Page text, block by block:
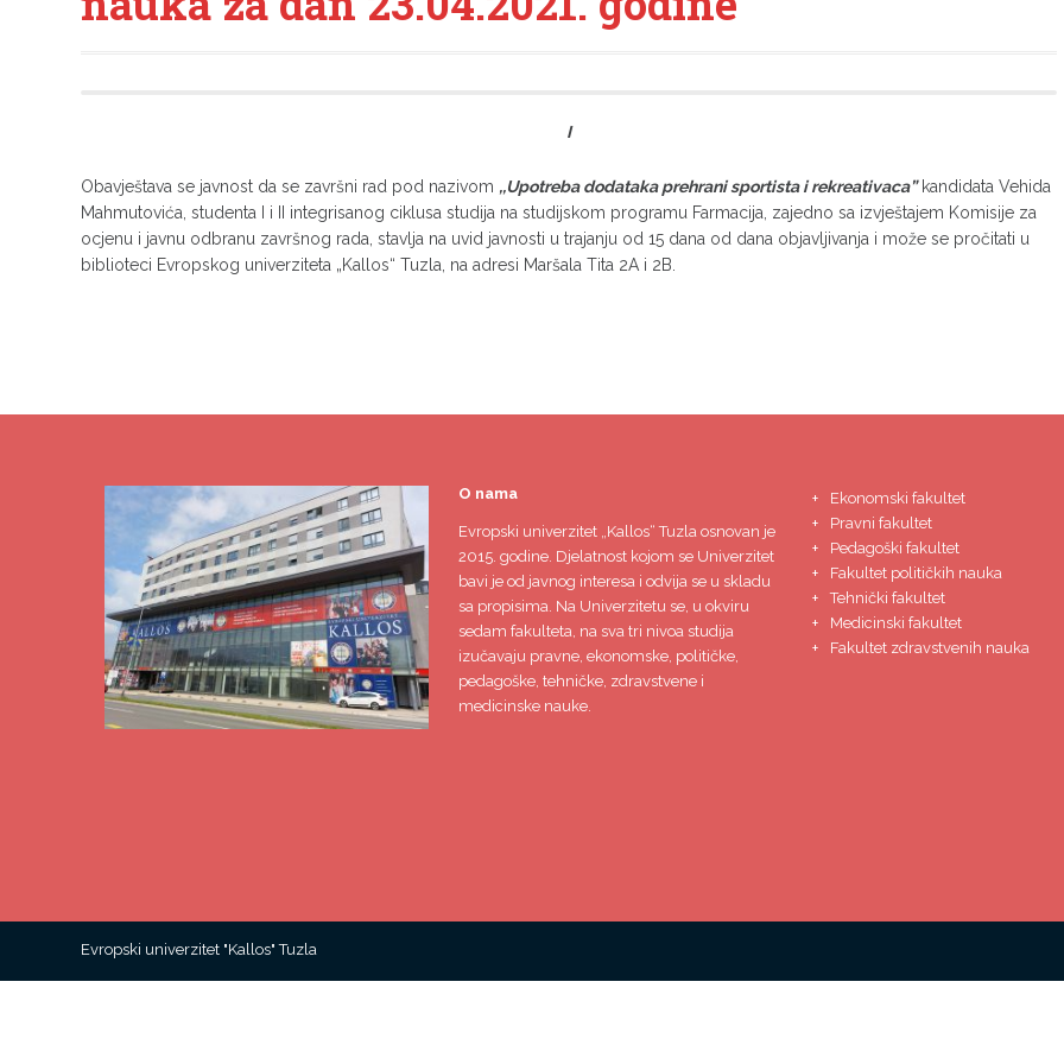
I
Obavještava se javnost da se završni rad pod nazivom ,,Upotreba dodataka prehrani sportista i rekreativaca”kandidata Vehida
Mahmutovića, studenta I i II integrisanog ciklusa studija na studijskom programu Farmacija, zajedno sa izvještajem Komisije za
ocjenu i javnu odbranu završnog rada, stavlja na uvid javnosti u trajanju od 15 dana od dana objavljivanja i može se pročitati u
biblioteci Evropskog univerziteta „Kallos“ Tuzla, na adresi Maršala Tita 2A i 2B.
O nama
Evropski univerzitet „Kallos“ Tuzlaosnovan je
2015. godine. Djelatnost kojom se Univerzitet
bavi je od javnog interesa i odvija se u skladu
sa propisima. Na Univerzitetu se, u okviru
sedam fakulteta, na sva tri nivoa studija
izučavaju pravne, ekonomske, političke,
pedagoške, tehničke, zdravstvene i
medicinske nauke.
Ekonomski fakultet
Pravni fakultet
Pedagoški fakultet
Fakultet političkih nauka
Tehnički fakultet
Medicinski fakultet
Fakultet zdravstvenih nauka
Evropski univerzitet "Kallos" Tuzla